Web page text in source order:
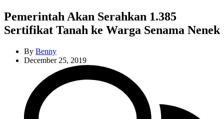
Pemerintah Akan Serahkan 1.385
Sertifikat Tanah ke Warga Senama Nenek
By Benny
December 25, 2019